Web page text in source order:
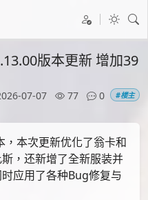
版本更新 增加39
07-07 77
0
#楼主
，本次更新优化了翁卡和
，还新增了全新服装并
应用了各种Bug修复与